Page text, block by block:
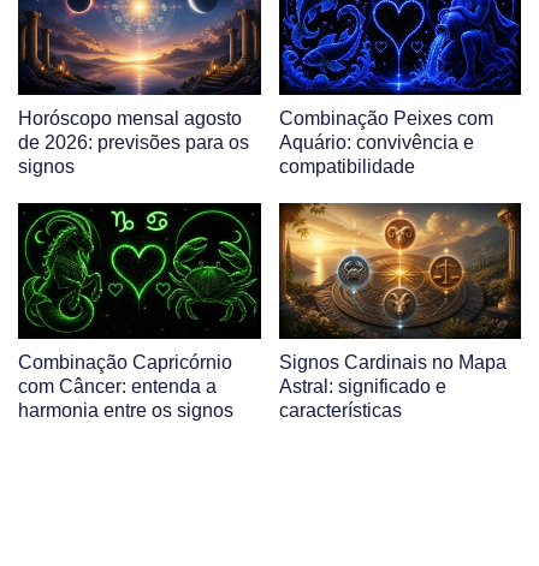
Horóscopo mensal agosto
de 2026: previsões para os
signos
Combinação Peixes com
Aquário: convivência e
compatibilidade
Combinação Capricórnio
com Câncer: entenda a
harmonia entre os signos
Signos Cardinais no Mapa
Astral: significado e
características